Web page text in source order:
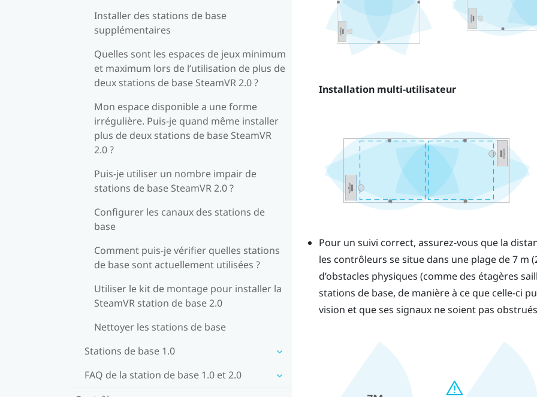
Installer des stations de base
supplémentaires
Quelles sont les espaces de jeux minimum
et maximum lors de l’utilisation de plus de
deux stations de base SteamVR 2.0 ?
Mon espace disponible a une forme
irrégulière. Puis-je quand même installer
plus de deux stations de base SteamVR
2.0 ?
Puis-je utiliser un nombre impair de
stations de base SteamVR 2.0 ?
Configurer les canaux des stations de
base
Comment puis-je vérifier quelles stations
de base sont actuellement utilisées ?
Utiliser le kit de montage pour installer la
SteamVR station de base 2.0
Nettoyer les stations de base
Stations de base 1.0
FAQ de la station de base 1.0 et 2.0
Installation multi-utilisateur
Pour un suivi correct, assurez-vous que la
les contrôleurs se situe dans une plage de 7 m
d’obstacles physiques (comme des étagères
stations de base, de manière à ce que celle-ci
vision et que ses signaux ne soient pas